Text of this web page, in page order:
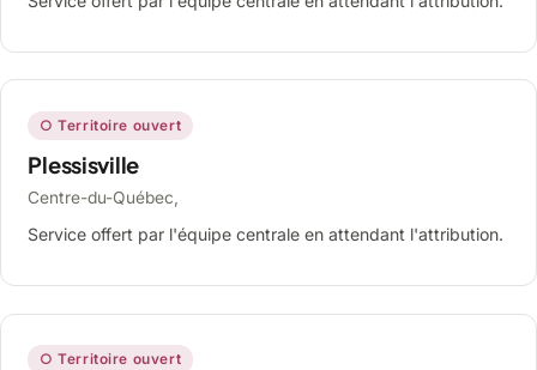
○ Territoire ouvert
Plessisville
Centre-du-Québec,
Service offert par l'équipe centrale en attendant l'attribution.
○ Territoire ouvert